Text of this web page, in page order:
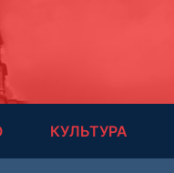
КУЛЬТУРА